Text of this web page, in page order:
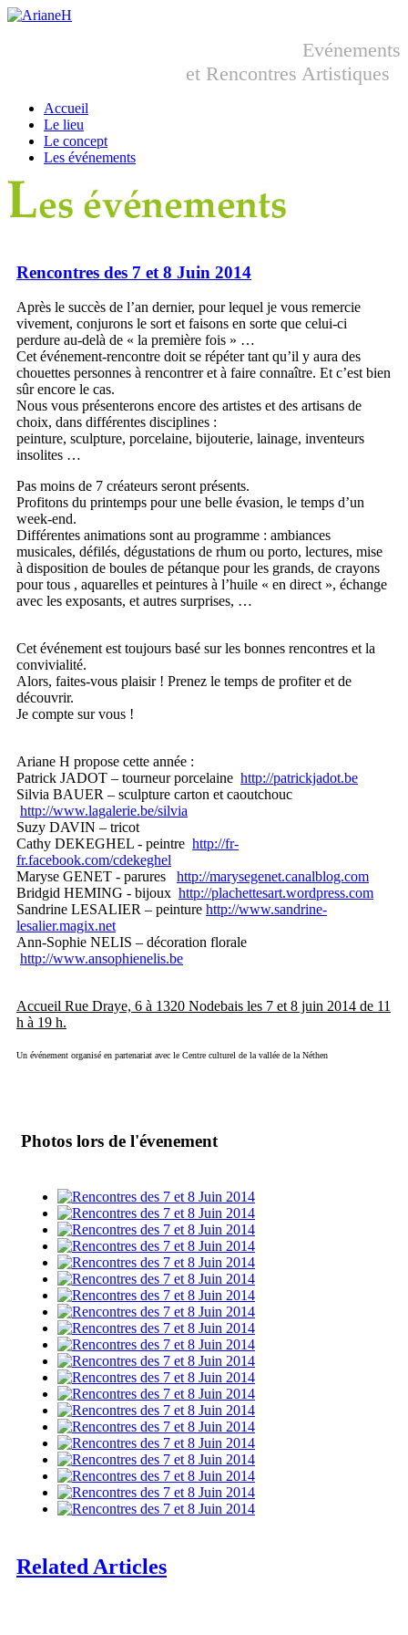
Evénements
et Rencontres Artistiques
Accueil
Le lieu
Le concept
Les événements
Rencontres des 7 et 8 Juin 2014
Après le succès de l’an dernier, pour lequel je vous remercie
vivement, conjurons le sort et faisons en sorte que celui-ci
perdure au-delà de « la première fois » …
Cet événement-rencontre doit se répéter tant qu’il y aura des
chouettes personnes à rencontrer et à faire connaître. Et c’est bien
sûr encore le cas.
Nous vous présenterons encore des artistes et des artisans de
choix, dans différentes disciplines :
peinture, sculpture, porcelaine, bijouterie, lainage, inventeurs
insolites …
Pas moins de 7 créateurs seront présents.
Profitons du printemps pour une belle évasion, le temps d’un
week-end.
Différentes animations sont au programme : ambiances
musicales, défilés, dégustations de rhum ou porto, lectures, mise
à disposition de boules de pétanque pour les grands, de crayons
pour tous , aquarelles et peintures à l’huile « en direct », échange
avec les exposants, et autres surprises, …
Cet événement est toujours basé sur les bonnes rencontres et la
convivialité.
Alors, faites-vous plaisir ! Prenez le temps de profiter et de
découvrir.
Je compte sur vous !
Ariane H propose cette année :
Patrick JADOT – tourneur porcelaine http://patrickjadot.be
Silvia BAUER – sculpture carton et caoutchouc
http://www.lagalerie.be/silvia
Suzy DAVIN – tricot
Cathy DEKEGHEL - peintre http://fr-
fr.facebook.com/cdekeghel
Maryse GENET - parures http://marysegenet.canalblog.com
Bridgid HEMING - bijoux http://plachettesart.wordpress.com
Sandrine LESALIER – peinture http://www.sandrine-
lesalier.magix.net
Ann-Sophie NELIS – décoration florale
http://www.ansophienelis.be
Accueil Rue Draye, 6 à 1320 Nodebais les 7 et 8 juin 2014 de 11
h à 19 h.
Un événement organisé en partenariat avec le Centre culturel de la vallée de la Néthen
Photos lors de l'évenement
Related Articles